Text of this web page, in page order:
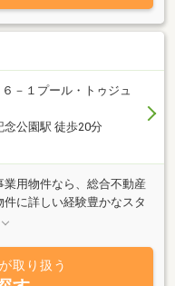
－１プール・トゥジュ
公園駅 徒歩20分
用物件なら、総合不動産
に詳しい経験豊かなスタ
の物件も多数ご用意して
不要です。まずはお気軽
取り扱う